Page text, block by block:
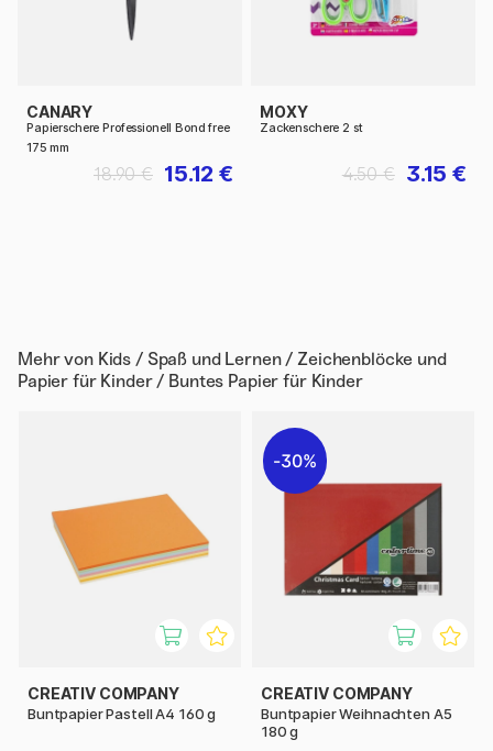
CANARY
Papierschere Professionell Bond free
175 mm
15.12 €
18.90 €
MOXY
Zackenschere 2 st
3.15 €
4.50 €
Mehr von Kids / Spaß und Lernen / Zeichenblöcke und
Papier für Kinder / Buntes Papier für Kinder
CREATIV COMPANY
Buntpapier Pastell A4 160 g
30%
CREATIV COMPANY
Buntpapier Weihnachten A5
180 g